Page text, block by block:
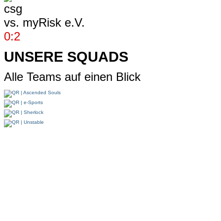
vs. myRisk e.V.
0:2
UNSERE SQUADS
Alle Teams auf einen Blick